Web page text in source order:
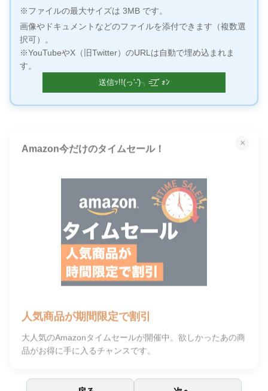
※ファイルの最大サイズは 3MB です。
画像やドキュメントなどのファイルを添付できます（複数選
択可）。
※YouTubeやX（旧Twitter）のURLは自動で埋め込まれま
す。
×
Amazon今だけのタイムセール！
人気商品が期間限定で割引
大人気のAmazonタイムセールが開催中。欲しかったあの商
品がお得に手に入るチャンスです。